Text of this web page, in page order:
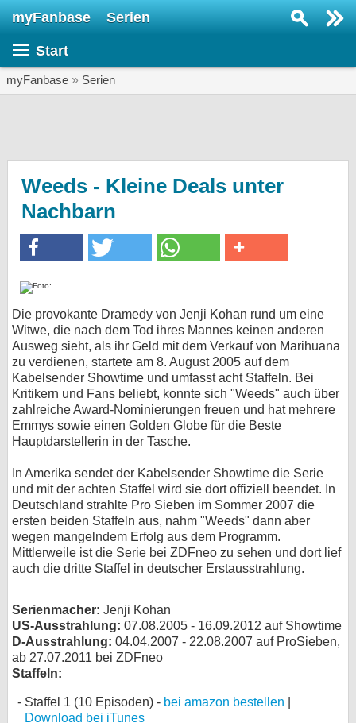
myFanbase Serien
Start
myFanbase » Serien
Weeds - Kleine Deals unter
Nachbarn
Die provokante Dramedy von Jenji Kohan rund um eine
Witwe, die nach dem Tod ihres Mannes keinen anderen
Ausweg sieht, als ihr Geld mit dem Verkauf von Marihuana
zu verdienen, startete am 8. August 2005 auf dem
Kabelsender Showtime und umfasst acht Staffeln. Bei
Kritikern und Fans beliebt, konnte sich "Weeds" auch über
zahlreiche Award-Nominierungen freuen und hat mehrere
Emmys sowie einen Golden Globe für die Beste
Hauptdarstellerin in der Tasche.
In Amerika sendet der Kabelsender Showtime die Serie
und mit der achten Staffel wird sie dort offiziell beendet. In
Deutschland strahlte Pro Sieben im Sommer 2007 die
ersten beiden Staffeln aus, nahm "Weeds" dann aber
wegen mangelndem Erfolg aus dem Programm.
Mittlerweile ist die Serie bei ZDFneo zu sehen und dort lief
auch die dritte Staffel in deutscher Erstausstrahlung.
Serienmacher: Jenji Kohan
US-Ausstrahlung: 07.08.2005 - 16.09.2012 auf Showtime
D-Ausstrahlung: 04.04.2007 - 22.08.2007 auf ProSieben,
ab 27.07.2011 bei ZDFneo
Staffeln:
Staffel 1 (10 Episoden) - bei amazon bestellen
Download bei iTunes
Specials
Gewinnspiele
Forum
bei X
bei Facebook
Nutzungsbedingungen
Datenschutz
Cookie-Einstellungen
Desktop-Ansicht
myFanbase